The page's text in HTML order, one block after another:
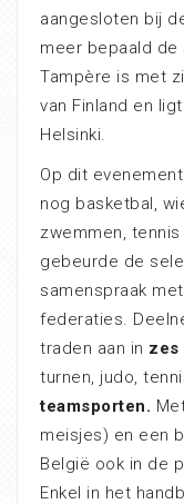
aangesloten bij
meer bepaald de
Tampère is met
van Finland en
Helsinki.
Op dit
nog basketbal,
zwemmen,
gebeurde de
samenspraak
federaties.
traden aan in zes
turnen, judo,
teamsporten.
meisjes) en een
België ook in de
Enkel in het